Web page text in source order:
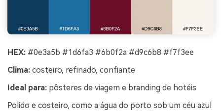
HEX: #0e3a5b #1d6fa3 #6b0f2a #d9c6b8 #f7f3ee
Clima: costeiro, refinado, confiante
Ideal para: pôsteres de viagem e branding de hotéis
Polido e costeiro, como a água do porto sob um céu azul